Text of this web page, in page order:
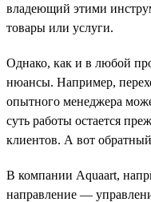
владеющий этими
товары или услуги.
Однако, как и в любой
нюансы. Например,
опытного менеджера
суть работы остается
клиентов. А вот обратный
В компании Aquaart,
направление —